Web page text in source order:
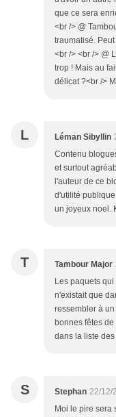
que ce sera
<br /> @
traumatisé.
<br /> <br /> @
trop ! Mais au
délicat ?<br />
L Léman Sibyllin
Contenu
et surtout
l'auteur de ce
d'utilité
un joyeux noel.
T Tambour Major
Les paquets
n'existait que
ressembler à
bonnes fêtes
dans la liste
S Stephan 22/12/
Moi le pire sera